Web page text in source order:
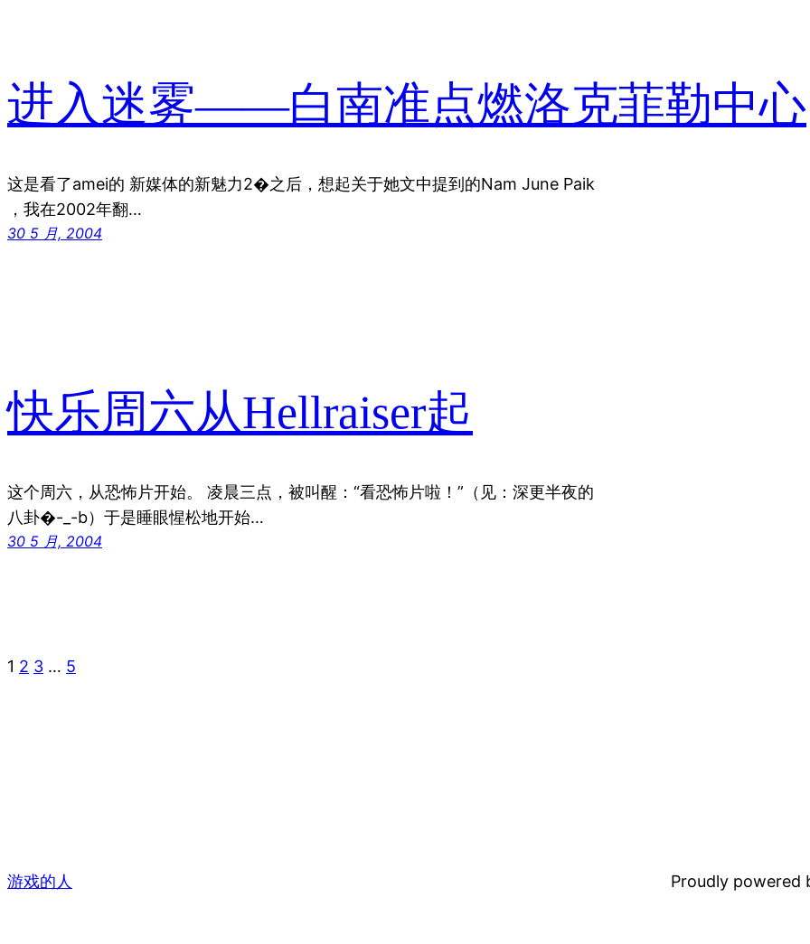
进入迷雾——白南准点燃洛克菲勒中心
这是看了amei的 新媒体的新魅力2�之后，想起关于她文中提到的Nam June Paik
，我在2002年翻…
30 5 月, 2004
快乐周六从Hellraiser起
这个周六，从恐怖片开始。 凌晨三点，被叫醒：“看恐怖片啦！”（见：深更半夜的
八卦�-_-b）于是睡眼惺松地开始…
30 5 月, 2004
1 2 3 … 5
游戏的人 Proudly powered